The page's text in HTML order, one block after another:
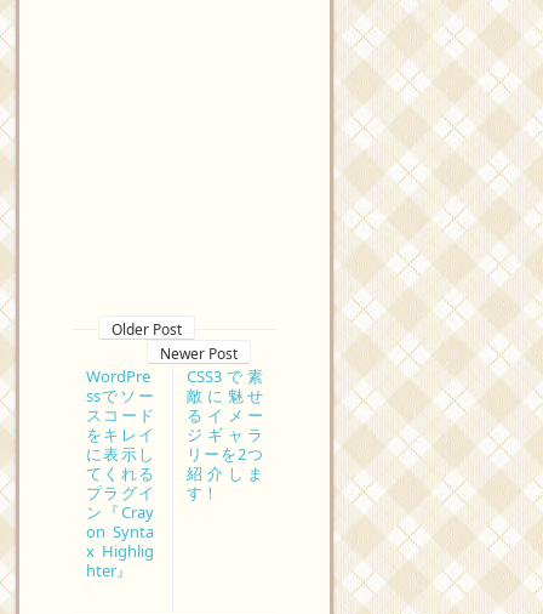
Older Post
Newer Post
CSS3で素
敵に魅せ
るイメー
ジギャラ
リーを2つ
紹介しま
す！
WordPre
ssでソー
スコード
をキレイ
に表示し
てくれる
プラグイ
ン『Cray
on Synta
x Highlig
hter』